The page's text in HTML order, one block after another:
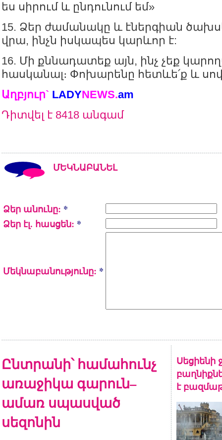
ես սիրում և ընդունում եմ»
15. Ձեր ժամանակը և էներգիան
վրա, ինչն իսկապես կարևոր է:
16. Մի քննադատեք այն, ինչ չեք
հասկանալ։ Փոխարենը հետևե՛ք և
Աղբյուր` LADYNEWS.am
Դիտվել է 8418 անգամ
ՄԵԿՆԱԲԱՆԵԼ
Ձեր անունը: *
Ձեր էլ. հասցեն: *
Մեկնաբանությունը: *
Ընտրանի՝ համահունչ
առաջիկա գարուն–
ամառ սպասված
սեզոնին
Սեցիենի
է